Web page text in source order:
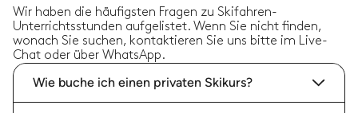
Wir haben die häufigsten Fragen zu Skifahren-
Unterrichtsstunden aufgelistet. Wenn Sie nicht finden,
wonach Sie suchen, kontaktieren Sie uns bitte im Live-
Chat oder über WhatsApp.
Wie buche ich einen privaten Skikurs?